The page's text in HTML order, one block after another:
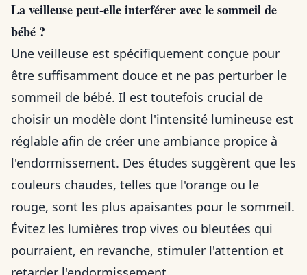
La veilleuse peut-elle interférer avec le sommeil de
bébé ?
Une veilleuse est spécifiquement conçue pour
être suffisamment douce et ne pas perturber le
sommeil de bébé. Il est toutefois crucial de
choisir un modèle dont l'intensité lumineuse est
réglable afin de créer une ambiance propice à
l'endormissement. Des études suggèrent que les
couleurs chaudes, telles que l'orange ou le
rouge, sont les plus apaisantes pour le sommeil.
Évitez les lumières trop vives ou bleutées qui
pourraient, en revanche, stimuler l'attention et